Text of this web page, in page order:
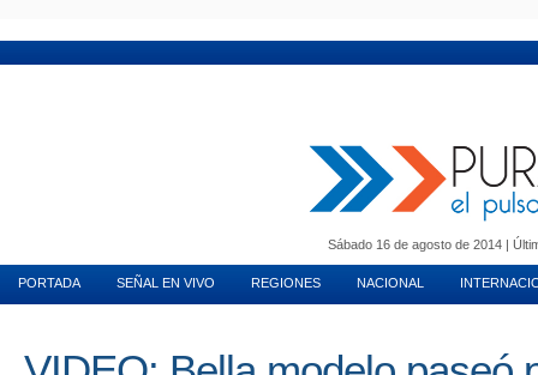
Sábado 16 de agosto de 2014 |
PORTADA SEÑAL EN VIVO REGIONES NACIONAL